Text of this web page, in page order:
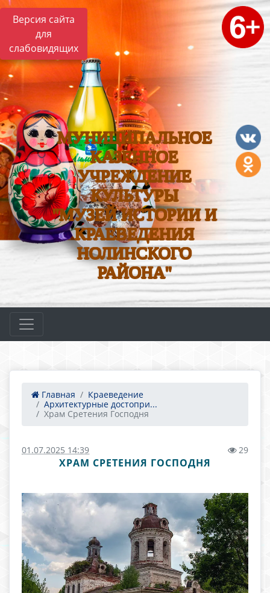
Версия сайта
для
слабовидящих
МУНИЦИПАЛЬНОЕ
КАЗЕННОЕ
УЧРЕЖДЕНИЕ
КУЛЬТУРЫ
"МУЗЕЙ ИСТОРИИ И
КРАЕВЕДЕНИЯ
НОЛИНСКОГО
РАЙОНА"
Главная
Краеведение
Архитектурные достопри...
Храм Сретения Господня
01.07.2025 14:39 29
ХРАМ СРЕТЕНИЯ ГОСПОДНЯ